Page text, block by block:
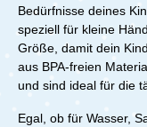
Bedürfnisse deines
speziell für kleine
Größe, damit dein
aus BPA-freien
und sind ideal für die
Egal, ob für Wasser,